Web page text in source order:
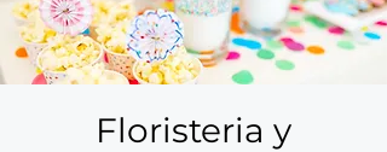
Floristeria y